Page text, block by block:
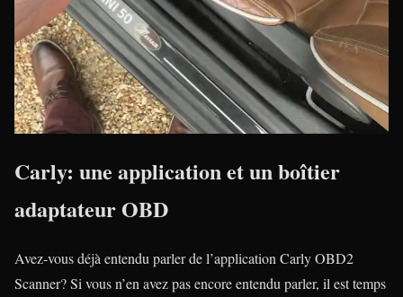
Carly: une application et un boîtier
adaptateur OBD
Avez-vous déjà entendu parler de l’application Carly OBD2
Scanner? Si vous n’en avez pas encore entendu parler, il est temps